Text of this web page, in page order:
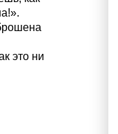
это ни